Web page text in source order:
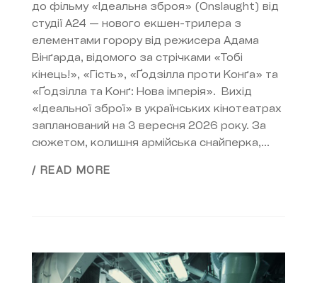
до фільму «Ідеальна зброя» (Onslaught) від
студії A24 — нового екшен-трилера з
елементами горору від режисера Адама
Вінґарда, відомого за стрічками «Тобі
кінець!», «Гість», «Ґодзілла проти Конґа» та
«Ґодзілла та Конґ: Нова імперія». Вихід
«Ідеальної зброї» в українських кінотеатрах
запланований на 3 вересня 2026 року. За
сюжетом, колишня армійська снайперка,...
/ READ MORE